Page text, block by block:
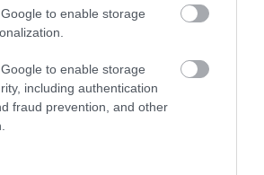
to enable storage
to enable storage
including authentication
fraud prevention, and other